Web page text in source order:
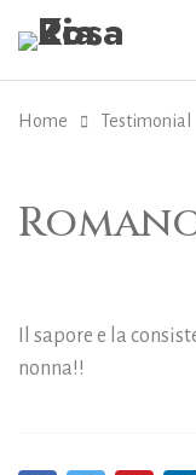
Home Testimonial
Il sapore e la
nonna!!